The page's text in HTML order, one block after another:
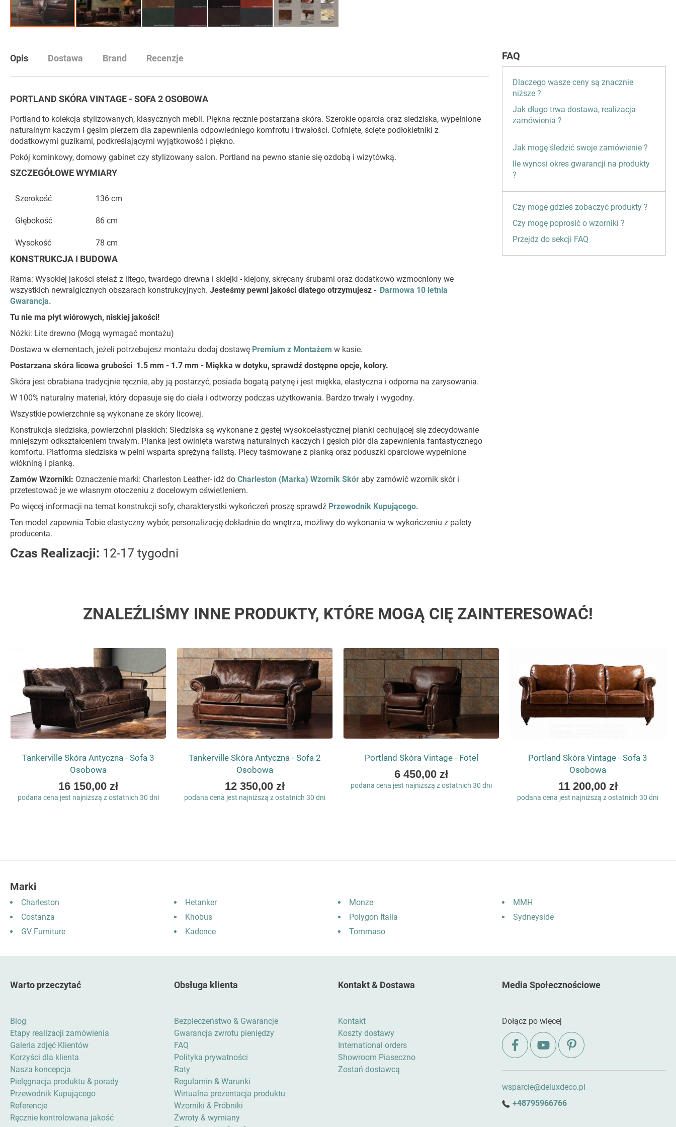
początek
galerii
Opis
PORTLAND SKÓRA VINTAGE - SOFA 2 OSOBOWA
Portland to kolekcja stylizowanych, klasycznych mebli. Piękna ręcznie postarzana skóra. Szerokie oparcia oraz siedziska, wypełnione
naturalnym kaczym i gęsim pierzem dla zapewnienia odpowiedniego komfrotu i trwałości. Cofnięte, ścięte podłokietniki z
dodatkowymi guzikami, podkreślającymi wyjątkowość i piękno.
Pokój kominkowy, domowy gabinet czy stylizowany salon. Portland na pewno stanie się ozdobą i wizytówką.
SZCZEGÓŁOWE WYMIARY
Szerokość 136 cm
Głębokość 86 cm
Wysokość 78 cm
KONSTRUKCJA I BUDOWA
Rama: Wysokiej jakości stelaż z litego, twardego drewna i sklejki - klejony, skręcany śrubami oraz dodatkowo wzmocniony we
wszystkich newralgicznych obszarach konstrukcyjnych. Jesteśmy pewni jakości dlatego otrzymujesz - Darmowa 10 letnia
Gwarancja.
Tu nie ma płyt wiórowych, niskiej jakości!
Nóżki: Lite drewno (Mogą wymagać montażu)
Dostawa w elementach, jeżeli potrzebujesz montażu dodaj dostawę Premium z Montażem w kasie.
Postarzana skóra licowa grubości 1.5 mm - 1.7 mm - Miękka w dotyku, sprawdź dostępne opcje, kolory.
Skóra jest obrabiana tradycjnie ręcznie, aby ją postarzyć, posiada bogatą patynę i jest miękka, elastyczna i odporna na zarysowania.
W 100% naturalny materiał, który dopasuje się do ciała i odtworzy podczas użytkowania. Bardzo trwały i wygodny.
Wszystkie powierzchnie są wykonane ze skóry licowej.
Konstrukcja siedziska, powierzchni płaskich: Siedziska są wykonane z gęstej wysokoelastycznej pianki cechującej się zdecydowanie
mniejszym odkształceniem trwałym. Pianka jest owinięta warstwą naturalnych kaczych i gęsich piór dla zapewnienia fantastycznego
komfortu. Platforma siedziska w pełni wsparta sprężyną falistą. Plecy taśmowane z pianką oraz poduszki oparciowe wypełnione
włókniną i pianką.
Zamów Wzorniki: Oznaczenie marki: Charleston Leather- idź do Charleston (Marka) Wzornik Skór aby zamówić wzornik skór i
przetestować je we własnym otoczeniu z docelowym oświetleniem.
Po więcej informacji na temat konstrukcji sofy, charakterystki wykończeń proszę sprawdź Przewodnik Kupującego.
Ten model zapewnia Tobie elastyczny wybór, personalizację dokładnie do wnętrza, możliwy do wykonania w wykończeniu z palety
producenta.
Czas Realizacji: 12-17 tygodni
Dostawa Brand Recenzje FAQ
Dlaczego wasze ceny są znacznie
niższe ?
Jak długo trwa dostawa, realizacja
zamówienia ?
Jak mogę śledzić swoje zamówienie ?
Ile wynosi okres gwarancji na produkty
?
Czy mogę gdzieś zobaczyć produkty ?
Czy mogę poprosić o wzorniki ?
Przejdz do sekcji FAQ
ZNALEŹLIŚMY INNE PRODUKTY, KTÓRE MOGĄ CIĘ ZAINTERESOWAĆ!
Tankerville Skóra Antyczna - Sofa 3
Osobowa
As
low
16 150,00 zł
podana cena jest najniższą z ostatnich 30 dni
Tankerville Skóra Antyczna - Sofa 2
Osobowa
As
low
12 350,00 zł
podana cena jest najniższą z ostatnich 30 dni
Portland Skóra Vintage - Fotel
As
low
6 450,00 zł
podana cena jest najniższą z ostatnich 30 dni
Portland Skóra Vintage - Sofa 3
Osobowa
As
low
11 200,00 zł
podana cena jest najniższą z ostatnich 30 dni
Marki
Charleston
Costanza
GV Furniture
Hetanker
Khobus
Kadence
Monze
Polygon Italia
Tommaso
MMH
Sydneyside
Warto przeczytać
Blog
Etapy realizacji zamówienia
Galeria zdjęć Klientów
Korzyści dla klienta
Nasza koncepcja
Pielęgnacja produktu & porady
Przewodnik Kupującego
Referencje
Ręcznie kontrolowana jakość
Obsługa klienta
Bezpieczeństwo & Gwarancje
Gwarancja zwrotu pieniędzy
FAQ
Polityka prywatności
Raty
Regulamin & Warunki
Wirtualna prezentacja produktu
Wzorniki & Próbniki
Zwroty & wymiany
Kontakt & Dostawa
Kontakt
Koszty dostawy
International orders
Showroom Piaseczno
Zostań dostawcą
Media Społecznościowe
Dołącz po więcej
wsparcie@deluxdeco.pl
+48795966766